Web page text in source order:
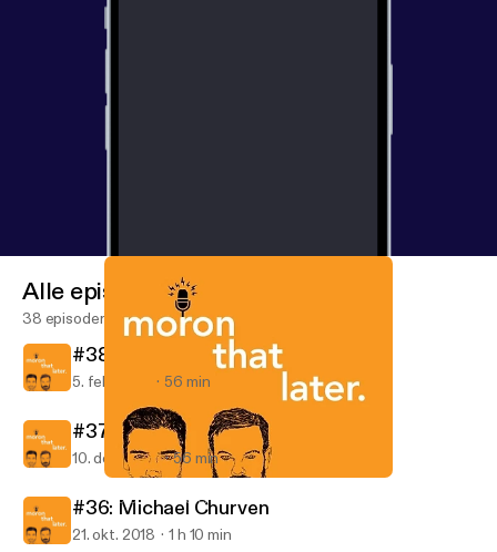
Moron That Later
Alle episoder
38 episoder
#38: Steph Barkley
5. feb. 2019 56 min
#37: Emily Pendergast
10. dec. 2018 56 min
#36: Michael Churven
21. okt. 2018 1 h 10 min